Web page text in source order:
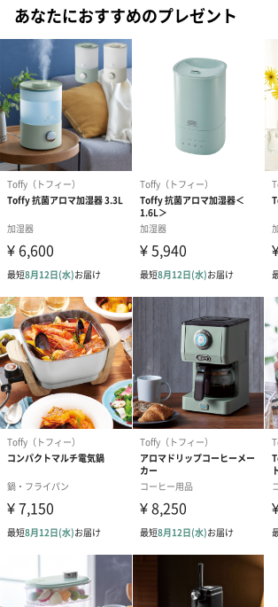
ミストと合わせて使うことで、乾燥対策をしな
してもお楽しみいただけます。
全3カラーをご用意
ラベンダーミスト
ペールアプリコット
商品詳細情報
外装サイズ
幅11.2cmX縦11.1cmX高さ14.6cm
素材／繊維
本体：ABS樹脂、ポリプロピレン
吸水スティック：PET
サイズ
約φ110×141（H）mm
使用方法
1.動作ボタンを押して電源を入れ
タンを押すと、ミストが出ます。
※吸水スティックに水が染み込ん
出ません。
※動作ボタンを押すごとに、ふわ
加湿モード、電源OFFとなります。
※タイマーをセットしない場合、
止します。
あなたにおすすめのプレゼント